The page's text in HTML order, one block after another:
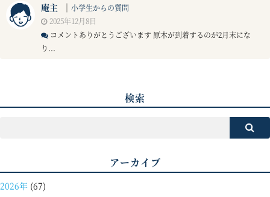
庵主 ｜ 小学生からの質問
2025年12月8日
コメントありがとうございます 原木が到着するのが2月末にな
り...
検索
アーカイブ
2026年 (67)